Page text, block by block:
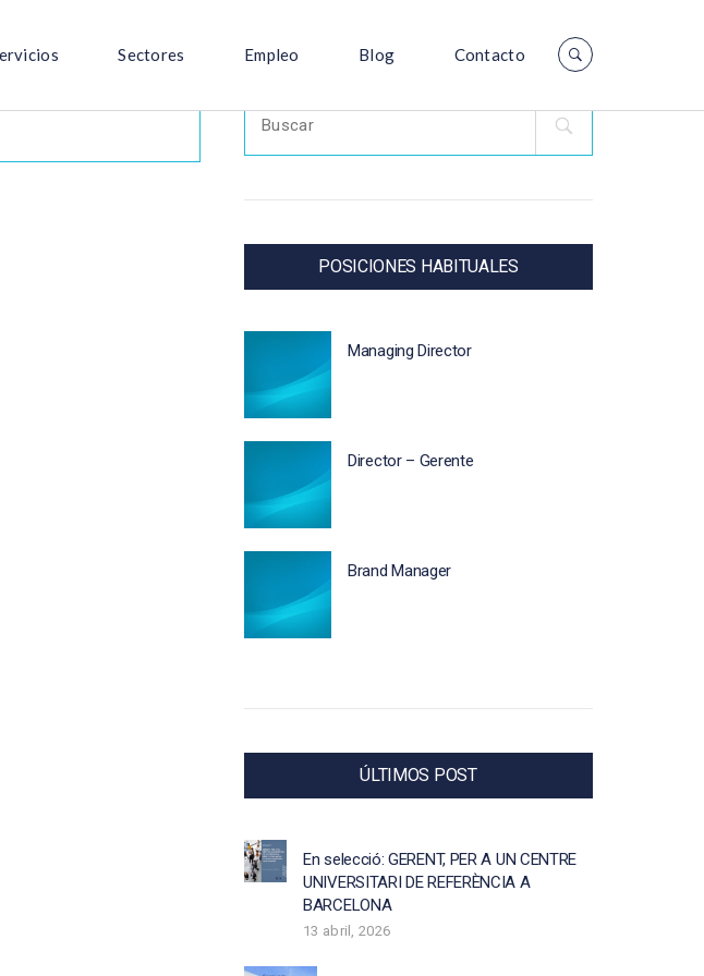
Sectores Empleo Blog Contacto
Search
for:
POSICIONES HABITUALES
Managing Director
Director – Gerente
Brand Manager
ÚLTIMOS POST
En selecció: GERENT, PER A UN CENTRE
UNIVERSITARI DE REFERÈNCIA A
BARCELONA
13 abril, 2026